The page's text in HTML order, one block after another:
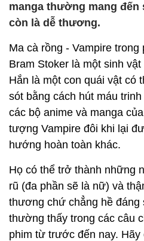
manga thường mang
còn là dễ thương.
Ma cà rồng - Vampire
Bram Stoker là một sinh
Hắn là một con quái vật có
sót bằng cách hút máu
các bộ anime và manga
tượng Vampire đôi khi lại
hướng hoàn toàn khác.
Họ có thể trở thành những
rũ (đa phần sẽ là nữ) và
thương chứ chẳng hề đáng
thường thấy trong các câu
phim từ trước đến nay.